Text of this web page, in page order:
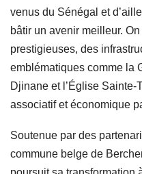
venus du Sénégal et
bâtir un avenir meilleur.
prestigieuses, des
emblématiques comme la
Djinane et l’Église Sainte-
associatif et économique
Soutenue par des
commune belge de